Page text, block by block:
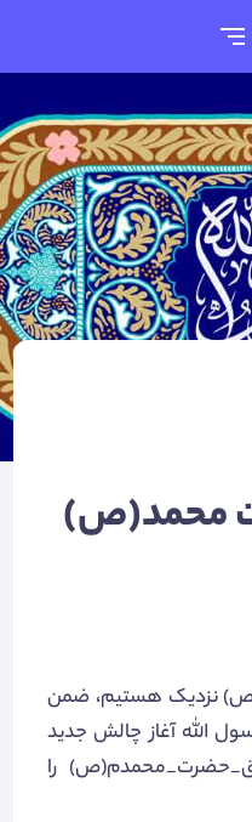
محمد(ص)
(ص) نزدیک هستیم، ضمن
الله آغاز چالش جدید
را